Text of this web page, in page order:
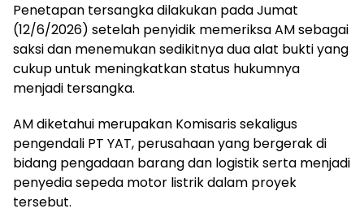
Penetapan tersangka dilakukan pada Jumat
(12/6/2026) setelah penyidik memeriksa AM sebagai
saksi dan menemukan sedikitnya dua alat bukti yang
cukup untuk meningkatkan status hukumnya
menjadi tersangka.
AM diketahui merupakan Komisaris sekaligus
pengendali PT YAT, perusahaan yang bergerak di
bidang pengadaan barang dan logistik serta menjadi
penyedia sepeda motor listrik dalam proyek
tersebut.